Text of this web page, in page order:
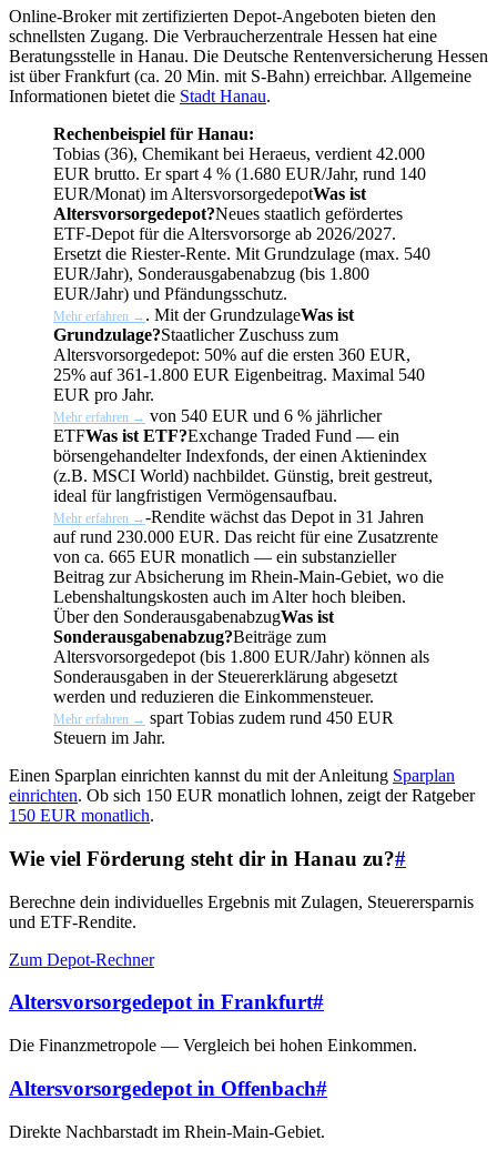
Online-Broker mit zertifizierten Depot-Angeboten bieten den
schnellsten Zugang. Die Verbraucherzentrale Hessen hat eine
Beratungsstelle in Hanau. Die Deutsche Rentenversicherung Hessen
ist über Frankfurt (ca. 20 Min. mit S-Bahn) erreichbar. Allgemeine
Informationen bietet die Stadt Hanau.
Rechenbeispiel für Hanau:
Tobias (36), Chemikant bei Heraeus, verdient 42.000
EUR brutto. Er spart 4 % (1.680 EUR/Jahr, rund 140
EUR/Monat) im AltersvorsorgedepotWas ist
Altersvorsorgedepot?Neues staatlich gefördertes
ETF-Depot für die Altersvorsorge ab 2026/2027.
Ersetzt die Riester-Rente. Mit Grundzulage (max. 540
EUR/Jahr), Sonderausgabenabzug (bis 1.800
EUR/Jahr) und Pfändungsschutz.
Mehr erfahren → . Mit derGrundzulageWas ist
Grundzulage?Staatlicher Zuschuss zum
Altersvorsorgedepot: 50% auf die ersten 360 EUR,
25% auf 361-1.800 EUR Eigenbeitrag. Maximal 540
EUR pro Jahr.
Mehr erfahren → von 540 EUR und 6 % jährlicher
ETFWas ist ETF?Exchange Traded Fund — ein
börsengehandelter Indexfonds, der einen Aktienindex
(z.B. MSCI World) nachbildet. Günstig, breit gestreut,
ideal für langfristigen Vermögensaufbau.
Mehr erfahren →-Rendite wächst das Depot in 31 Jahren
auf rund 230.000 EUR. Das reicht für eine Zusatzrente
von ca. 665 EUR monatlich — ein substanzieller
Beitrag zur Absicherung im Rhein-Main-Gebiet, wo die
Lebenshaltungskosten auch im Alter hoch bleiben.
Über den SonderausgabenabzugWas ist
Sonderausgabenabzug?Beiträge zum
Altersvorsorgedepot (bis 1.800 EUR/Jahr) können als
Sonderausgaben in der Steuererklärung abgesetzt
werden und reduzieren die Einkommensteuer.
Mehr erfahren → spart Tobias zudem rund 450 EUR
Steuern im Jahr.
Einen Sparplan einrichten kannst du mit der Anleitung Sparplan
einrichten. Ob sich 150 EUR monatlich lohnen, zeigt der Ratgeber
150 EUR monatlich.
Wie viel Förderung steht dir in Hanau zu?#
Berechne dein individuelles Ergebnis mit Zulagen, Steuerersparnis
und ETF-Rendite.
Zum Depot-Rechner
Altersvorsorgedepot in Frankfurt#
Die Finanzmetropole — Vergleich bei hohen Einkommen.
Altersvorsorgedepot in Offenbach#
Direkte Nachbarstadt im Rhein-Main-Gebiet.